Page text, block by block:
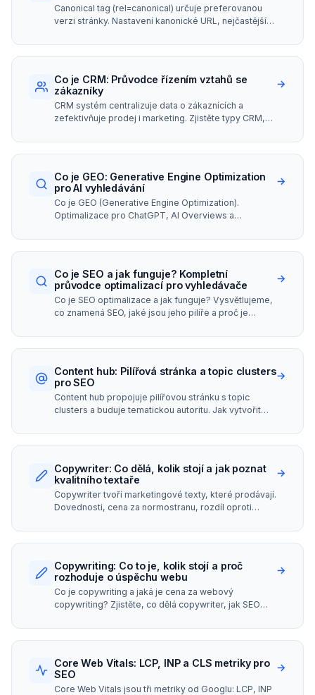
Canonical tag (rel=canonical) určuje preferovanou
verzi stránky. Nastavení kanonické URL, nejčastější
Co je CRM: Průvodce řízením vztahů se
zákazníky
CRM systém centralizuje data o zákaznících a
zefektivňuje prodej i marketing. Zjistěte typy CRM,
→
Co je GEO: Generative Engine Optimization
pro AI vyhledávání
Co je GEO (Generative Engine Optimization).
Optimalizace pro ChatGPT, AI Overviews a
→
Co je SEO a jak funguje? Kompletní
průvodce optimalizací pro vyhledávače
Co je SEO optimalizace a jak funguje? Vysvětlujeme,
co znamená SEO, jaké jsou jeho pilíře a proč je
→
Content hub: Pilířová stránka a topic clusters
pro SEO
Content hub propojuje pilířovou stránku s topic
clusters a buduje tematickou autoritu. Jak vytvořit
→
Copywriter: Co dělá, kolik stojí a jak poznat
kvalitního textaře
Copywriter tvoří marketingové texty, které prodávají.
Dovednosti, cena za normostranu, rozdíl oproti
→
Copywriting: Co to je, kolik stojí a proč
rozhoduje o úspěchu webu
Co je copywriting a jaká je cena za webový
copywriting? Zjistěte, co dělá copywriter, jak SEO
→
Core Web Vitals: LCP, INP a CLS metriky pro
SEO
Core Web Vitals jsou tři metriky od Googlu: LCP, INP
→